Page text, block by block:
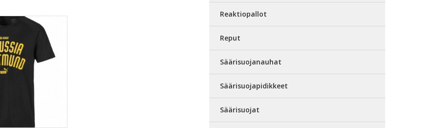
Reaktiopallot
Reput
Säärisuojanauhat
Säärisuojapidikkeet
Säärisuojat